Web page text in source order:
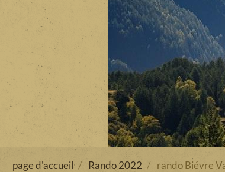
page d'accueil Rando 2022 rando Biévre